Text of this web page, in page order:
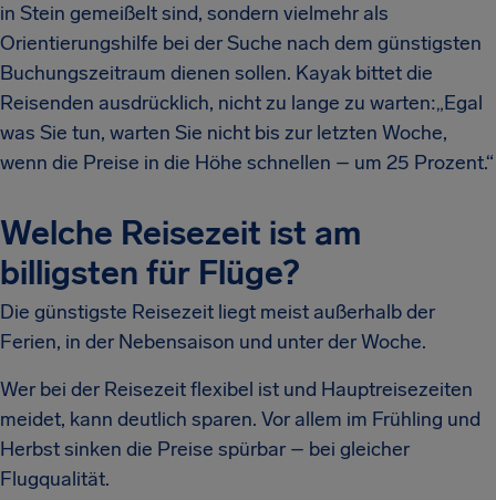
in Stein gemeißelt sind, sondern vielmehr als
Orientierungshilfe bei der Suche nach dem günstigsten
Buchungszeitraum dienen sollen. Kayak bittet die
Reisenden ausdrücklich, nicht zu lange zu warten:„Egal
was Sie tun, warten Sie nicht bis zur letzten Woche,
wenn die Preise in die Höhe schnellen – um 25 Prozent.“
Welche Reisezeit ist am
billigsten für Flüge?
Die günstigste Reisezeit liegt meist außerhalb der
Ferien, in der Nebensaison und unter der Woche.
Wer bei der Reisezeit flexibel ist und Hauptreisezeiten
meidet, kann deutlich sparen. Vor allem im Frühling und
Herbst sinken die Preise spürbar – bei gleicher
Flugqualität.